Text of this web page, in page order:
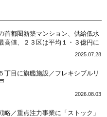
首都圏新築マンション、供給低水
高値、２３区は平均１・３億円に
2025.07.28
丁目に旗艦施設／フレキシブルリ
2026.08.03
／重点注力事業に「ストック」